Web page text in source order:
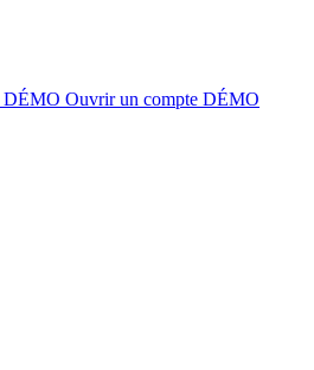
DÉMO Ouvrir un compte DÉMO